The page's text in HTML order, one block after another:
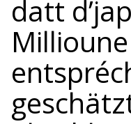
datt